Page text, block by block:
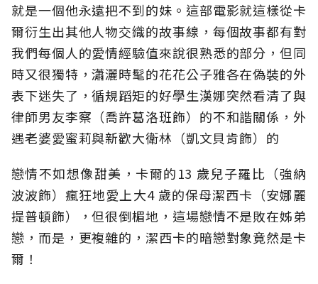
就是一個他永遠把不到的妹。這部電影就這樣從卡
爾衍生出其他人物交織的故事線，每個故事都有對
我們每個人的愛情經驗值來說很熟悉的部分，但同
時又很獨特，瀟灑時髦的花花公子雅各在偽裝的外
表下迷失了，循規蹈矩的好學生漢娜突然看清了與
律師男友李察（喬許葛洛班飾）的不和諧關係，外
遇老婆愛蜜莉與新歡大衛林（凱文貝肯飾）的
戀情不如想像甜美，卡爾的13 歲兒子羅比（強納
波波飾）瘋狂地愛上大4 歲的保母潔西卡（安娜麗
提普頓飾），但很倒楣地，這場戀情不是敗在姊弟
戀，而是，更複雜的，潔西卡的暗戀對象竟然是卡
爾！